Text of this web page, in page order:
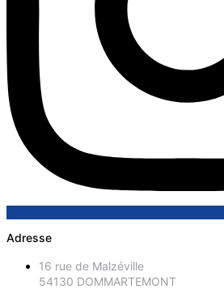
Adresse
16 rue de Malzéville
54130 DOMMARTEMONT